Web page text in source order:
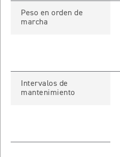
Peso en orden de
marcha
Intervalos de
mantenimiento